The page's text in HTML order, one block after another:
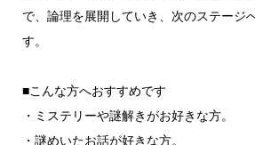
で、論理を展開していき、次のステージ
す。
■こんな方へおすすめです
・ミステリーや謎解きがお好きな方。
・謎めいたお話が好きな方。